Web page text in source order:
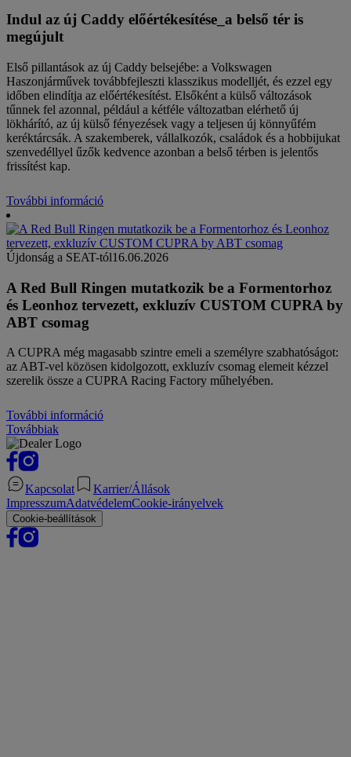
Indul az új Caddy előértékesítése_a belső tér is
megújult
Első pillantások az új Caddy belsejébe: a Volkswagen
Haszonjárművek továbbfejleszti klasszikus modelljét, és ezzel egy
időben elindítja az előértékesítést. Elsőként a külső változások
tűnnek fel azonnal, például a kétféle változatban elérhető új
lökhárító, az új külső fényezések vagy a teljesen új könnyűfém
keréktárcsák. A szakemberek, vállalkozók, családok és a hobbijukat
szenvedéllyel űzők kedvence azonban a belső térben is jelentős
frissítést kap.
További információ
Újdonság a SEAT-tól16.06.2026
A Red Bull Ringen mutatkozik be a Formentorhoz
és Leonhoz tervezett, exkluzív CUSTOM CUPRA by
ABT csomag
A CUPRA még magasabb szintre emeli a személyre szabhatóságot:
az ABT-vel közösen kidolgozott, exkluzív csomag elemeit kézzel
szerelik össze a CUPRA Racing Factory műhelyében.
További információ
Továbbiak
Kapcsolat
Karrier/Állások
ImpresszumAdatvédelemCookie-irányelvek
Cookie-beállítások